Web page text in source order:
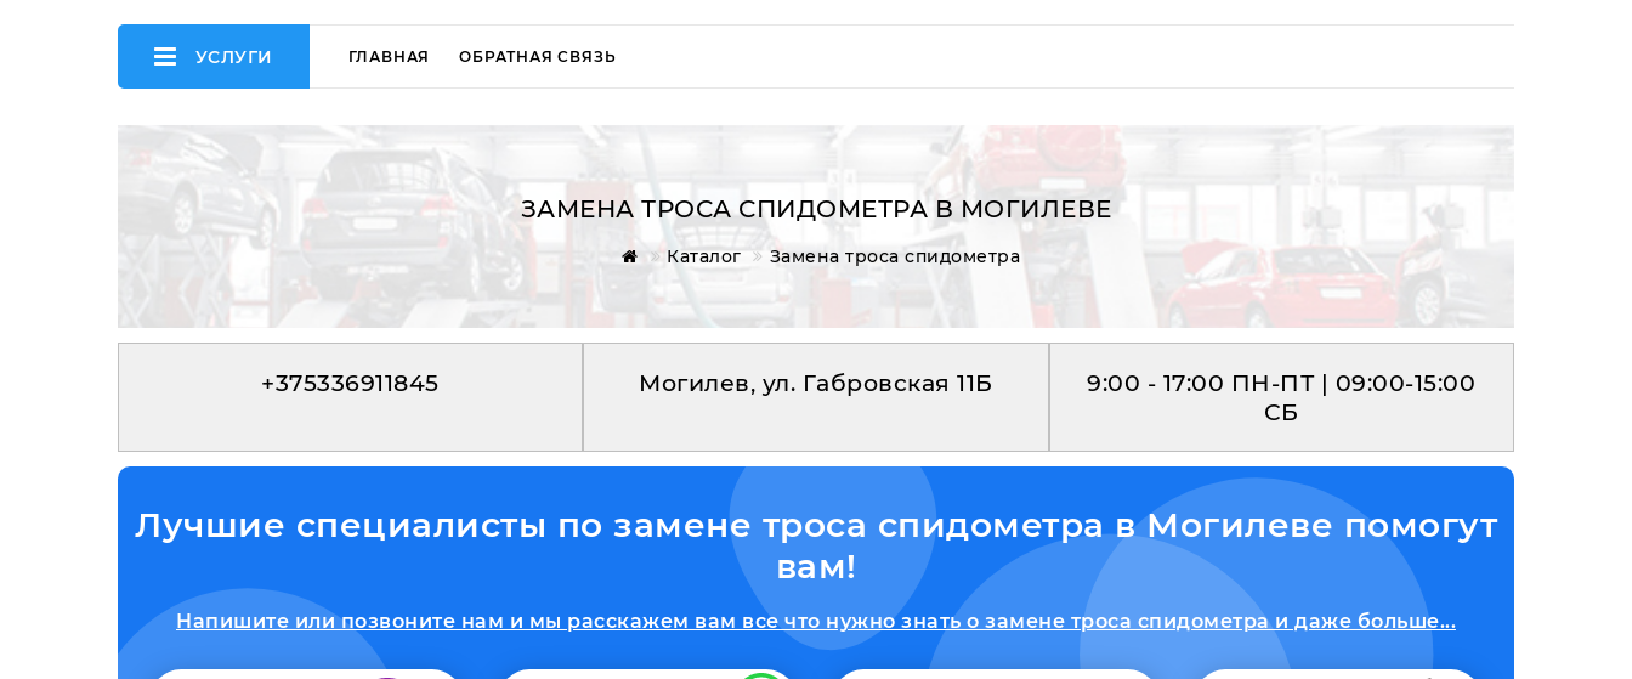
УСЛУГИ ГЛАВНАЯ ОБРАТНАЯ СВЯЗЬ
ЗАМЕНА ТРОСА СПИДОМЕТРА В МОГИЛЕВЕ
Каталог Замена троса спидометра
+375336911845 Могилев, ул. Габровская 11Б
9:00 - 17:00 ПН-ПТ | 09:00-15:00
СБ
Лучшие специалисты по замене троса спидометра в Могилеве помогут
вам!
Напишите или позвоните нам и мы расскажем вам все что нужно знать о замене троса спидометра и даже больше...